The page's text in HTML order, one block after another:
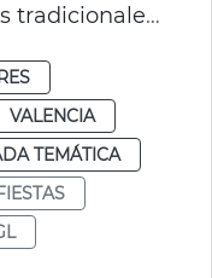
Subvenciones para fiestas tradicionales mayor arraigo histórico
VALENCIA
TEMÁTICA